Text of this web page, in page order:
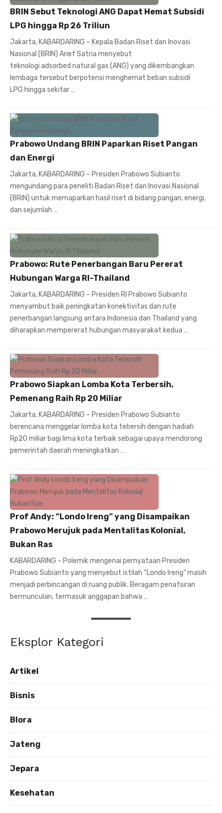
BRIN Sebut Teknologi ANG Dapat Hemat Subsidi
LPG hingga Rp 26 Triliun
Jakarta, KABARDARING – Kepala Badan Riset dan Inovasi
Nasional (BRIN) Arief Satria menyebut
teknologi adsorbed natural gas (ANG) yang dikembangkan
lembaga tersebut berpotensi menghemat beban subsidi
LPG hingga sekitar …
Prabowo Undang BRIN Paparkan Riset Pangan
dan Energi
Jakarta, KABARDARING – Presiden Prabowo Subianto
mengundang para peneliti Badan Riset dan Inovasi Nasional
(BRIN) untuk memaparkan hasil riset di bidang pangan, energi,
dan sejumlah …
Prabowo: Rute Penerbangan Baru Pererat
Hubungan Warga RI-Thailand
Jakarta, KABARDARING – Presiden RI Prabowo Subianto
menyambut baik peningkatan konektivitas dan rute
penerbangan langsung antara Indonesia dan Thailand yang
diharapkan mempererat hubungan masyarakat kedua …
Prabowo Siapkan Lomba Kota Terbersih,
Pemenang Raih Rp 20 Miliar
Jakarta, KABARDARING – Presiden Prabowo Subianto
berencana menggelar lomba kota tebersih dengan hadiah
Rp20 miliar bagi lima kota terbaik sebagai upaya mendorong
pemerintah daerah meningkatkan …
Prof Andy: “Londo Ireng” yang Disampaikan
Prabowo Merujuk pada Mentalitas Kolonial,
Bukan Ras
KABARDARING – Polemik mengenai pernyataan Presiden
Prabowo Subianto yang menyebut istilah “Londo Ireng” masih
menjadi perbincangan di ruang publik. Beragam penafsiran
bermunculan, termasuk anggapan bahwa …
Eksplor Kategori
Artikel
Bisnis
Blora
Jateng
Jepara
Kesehatan